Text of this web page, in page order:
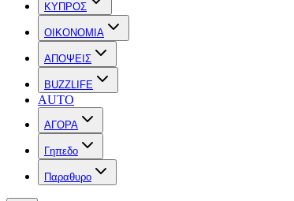
ΚΥΠΡΟΣ
OIKONOMIA
ΑΠΟΨΕΙΣ
BUZZLIFE
AUTO
ΑΓΟΡΑ
Γηπεδο
Παραθυρο